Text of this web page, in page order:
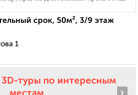
срок, 50м², 3/9 этаж
1
3D-туры по интересным